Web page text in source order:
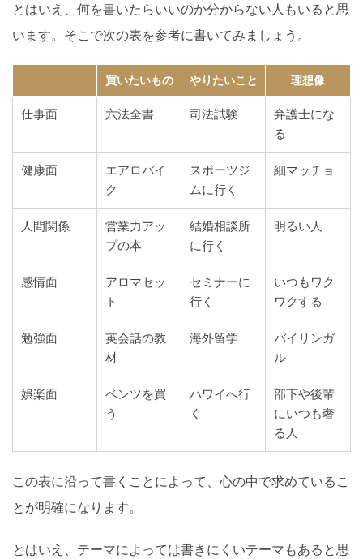
とはいえ、何を書いたらいいのか分からない人もいると思
います。そこで次の表を参考に書いてみましょう。
買いたいもの やりたいこと 理想像
仕事面 六法全書 司法試験
弁護士にな
る
健康面
エアロバイ
ク
スポーツジ
ムに行く
細マッチョ
人間関係
営業力アッ
プの本
結婚相談所
に行く
明るい人
感情面
アロマセッ
ト
セミナーに
行く
いつもワク
ワクする
勉強面
英会話の教
材
海外留学
バイリンガ
ル
娯楽面
ベンツを買
う
ハワイへ行
く
部下や後輩
にいつも奢
る人
この表に沿って書くことによって、心の中で求めているこ
とが明確になります。
とはいえ、テーマによっては書きにくいテーマもあると思